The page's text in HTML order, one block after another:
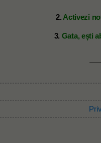
2. Activezi
3. Gata, ești